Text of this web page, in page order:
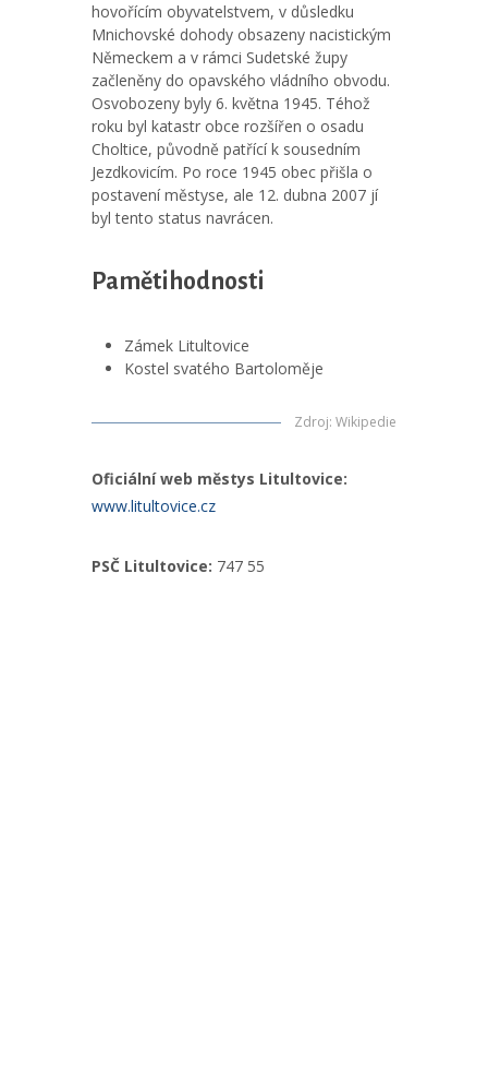
hovořícím obyvatelstvem, v důsledku
Mnichovské dohody obsazeny nacistickým
Německem a v rámci Sudetské župy
začleněny do opavského vládního obvodu.
Osvobozeny byly 6. května 1945. Téhož
roku byl katastr obce rozšířen o osadu
Choltice, původně patřící k sousedním
Jezdkovicím. Po roce 1945 obec přišla o
postavení městyse, ale 12. dubna 2007 jí
byl tento status navrácen.
Pamětihodnosti
Zámek Litultovice
Kostel svatého Bartoloměje
Zdroj: Wikipedie
Oficiální web městys Litultovice:
www.litultovice.cz
PSČ Litultovice: 747 55